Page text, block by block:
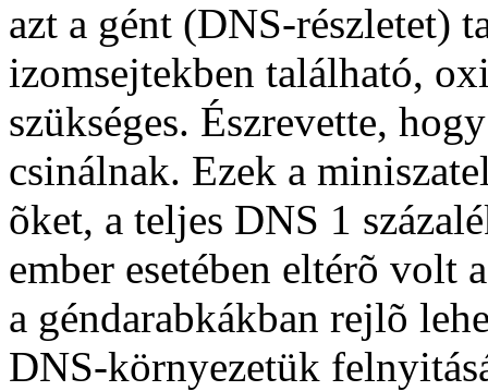
azt a gént (DNS-részletet)
izomsejtekben található,
szükséges. Észrevette,
csinálnak. Ezek a
õket, a teljes DNS 1
ember esetében eltérõ volt
a géndarabkákban rejlõ
DNS-környezetük